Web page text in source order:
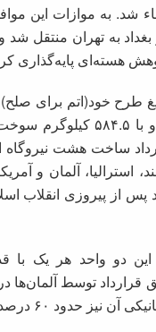
شد. به موازات این
به تهران منتقل شد
هسته‌ای پایه‌گذاری
طرح خود(اتم برای
کار می‌کرد. از سال ۱۳۵۳ تا ۱۳۵۷
استرالیا، آلمان و
پس از پیروزی انقلاب